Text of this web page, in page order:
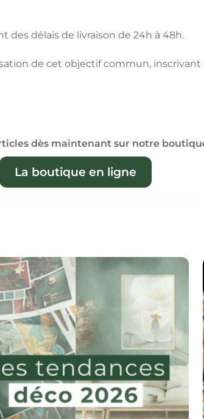
des délais de livraison de 24h à 48h.
de cet objectif commun, inscrivant
dès maintenant sur notre
La boutique en ligne